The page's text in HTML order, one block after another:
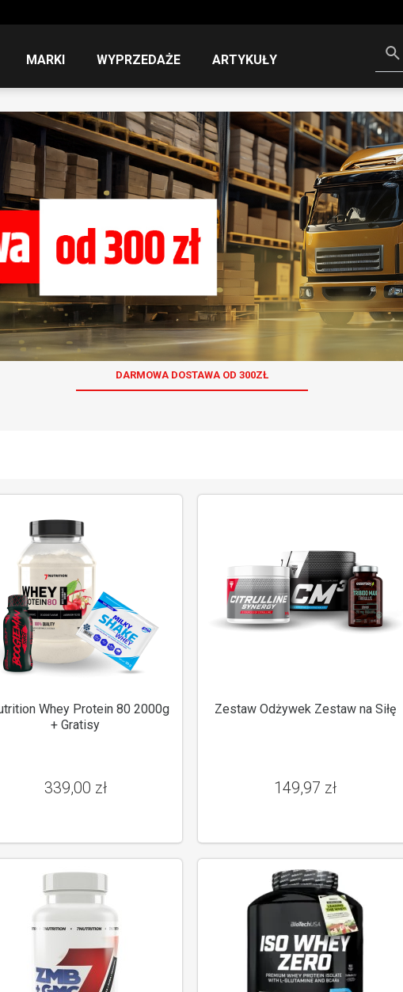
MARKI WYPRZEDAŻE ARTYKUŁY
DARMOWA DOSTAWA OD 300ZŁ
Whey Protein 80 2000g
+ Gratisy
339,00 zł
Zestaw Odżywek Zestaw na Siłę
149,97 zł